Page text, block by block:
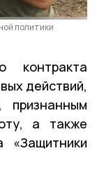
политики
контракта
действий,
а также
«Защитники